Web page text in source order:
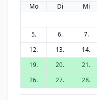
Mo Di Mi
5.
6. 7.
12.
13. 14.
19.
20. 21.
26.
27. 28.